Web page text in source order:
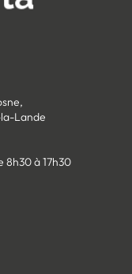
Lande
8h30 à 17h30